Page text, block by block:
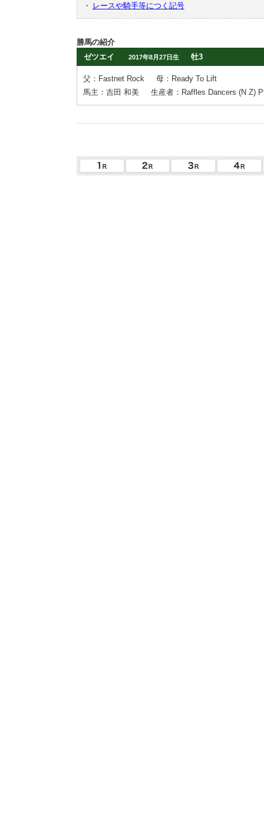
・
レースや騎手等につく記号
勝馬の紹介
ゼツエイ
2017年8月27日生 牡3
父：Fastnet Rock
母：Ready To Lift
馬主：吉田 和美
生産者：Raffles Dancers (N Z)